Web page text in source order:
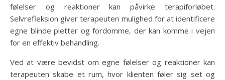
følelser og reaktioner kan påvirke terapiforløbet.
Selvrefleksion giver terapeuten mulighed for at identificere
egne blinde pletter og fordomme, der kan komme i vejen
for en effektiv behandling.
Ved at være bevidst om egne følelser og reaktioner kan
terapeuten skabe et rum, hvor klienten føler sig set og